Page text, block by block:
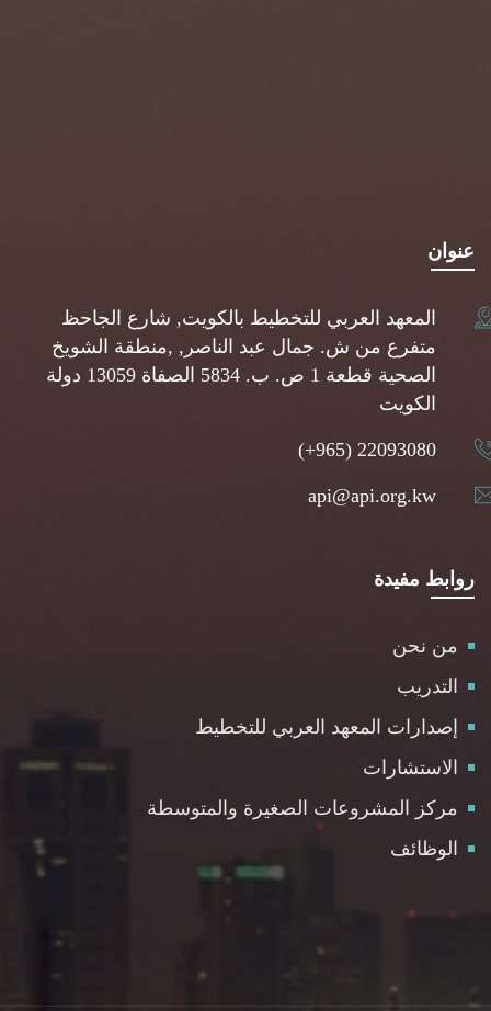
عنوان
المعهد العربي للتخطيط بالكويت, شارع الجاحظ
متفرع من ش. جمال عبد الناصر, ,منطقة الشويخ
الصحية قطعة 1 ص. ب. 5834 الصفاة 13059 دولة
الكويت
(+965) 22093080
api@api.org.kw
روابط مفيدة
من نحن
التدريب
إصدارات المعهد العربي للتخطيط
الاستشارات
مركز المشروعات الصغيرة والمتوسطة
الوظائف